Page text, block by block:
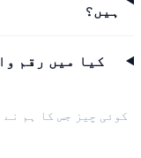
ہیں؟
کیا میں رقم
کوئی چیز جس کا ہم